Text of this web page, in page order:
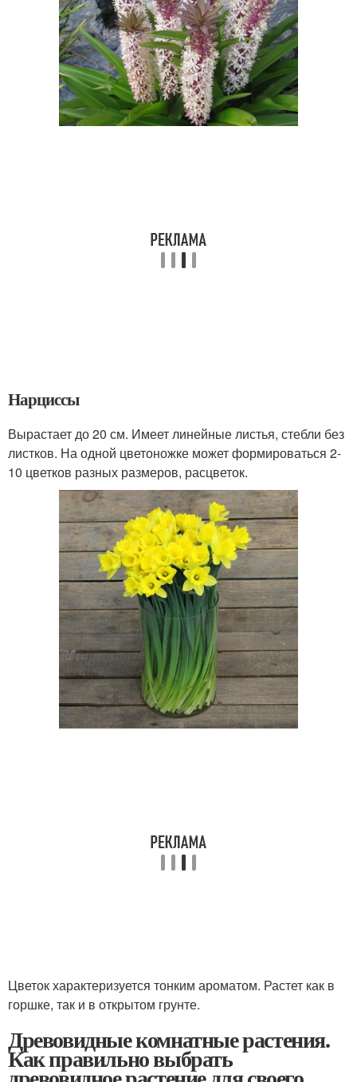
Нарциссы
Вырастает до 20 см. Имеет линейные листья, стебли без
листков. На одной цветоножке может формироваться 2-
10 цветков разных размеров, расцветок.
Цветок характеризуется тонким ароматом. Растет как в
горшке, так и в открытом грунте.
Древовидные комнатные растения.
Как правильно выбрать